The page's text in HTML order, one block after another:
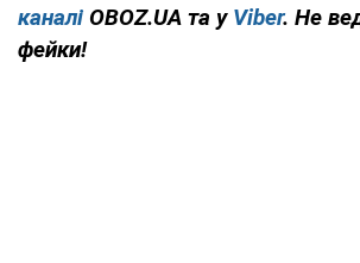
каналі OBOZ.UA та у Viber. Не
фейки!